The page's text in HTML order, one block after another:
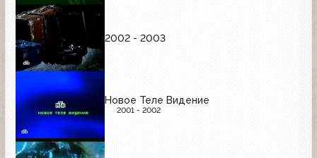
2002 - 2003
Новое Теле Видение
2001 - 2002